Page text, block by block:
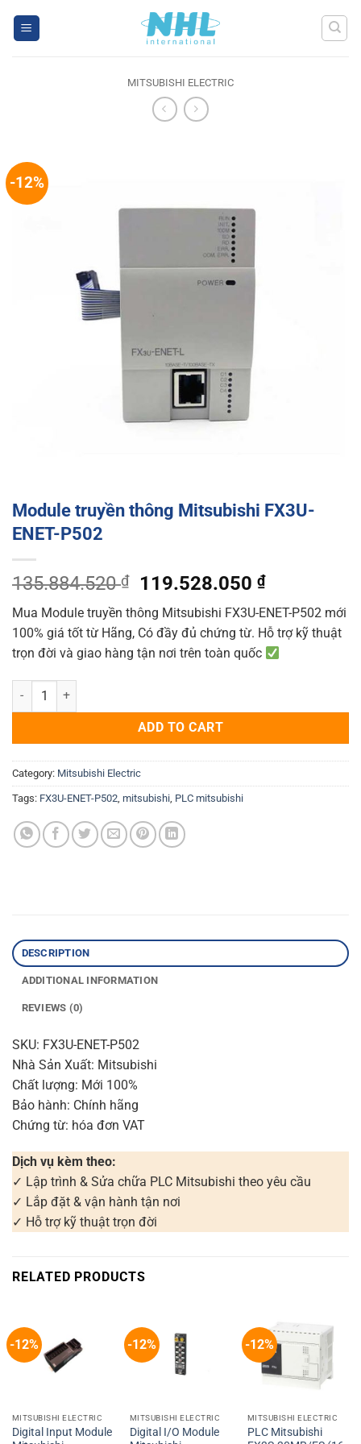
MITSUBISHI ELECTRIC
-12%
Module truyền thông Mitsubishi FX3U-
ENET-P502
135.884.520₫
Original
price
was:
135.884.520 ₫.
119.528.050₫Current
price
is:
Mua Module truyền thông Mitsubishi FX3U-ENET-P502 mới
100% giá tốt từ Hãng, Có đầy đủ chứng từ. Hỗ trợ kỹ thuật
trọn đời và giao hàng tận nơi trên toàn quốc
Module truyền thông Mitsubishi FX3U-ENET-P502 quantity
ADD TO CART
Category: Mitsubishi Electric
Tags: FX3U-ENET-P502 mitsubishi PLC mitsubishi
DESCRIPTION
ADDITIONAL INFORMATION
REVIEWS (0)
SKU: FX3U-ENET-P502
Nhà Sản Xuất: Mitsubishi
Chất lượng: Mới 100%
Bảo hành: Chính hãng
Chứng từ: hóa đơn VAT
Dịch vụ kèm theo:
✓ Lập trình & Sửa chữa PLC Mitsubishi theo yêu cầu
✓ Lắp đặt & vận hành tận nơi
✓ Hỗ trợ kỹ thuật trọn đời
RELATED PRODUCTS
-12%
MITSUBISHI ELECTRIC
Digital Input Module
-12%
MITSUBISHI ELECTRIC
Digital I/O Module
-12%
MITSUBISHI ELECTRIC
PLC Mitsubishi